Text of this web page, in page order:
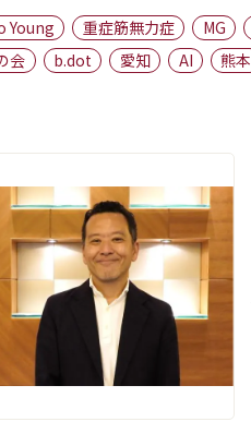
Young 重症筋無力症 MG
会
b.dot 愛知 AI
熊本